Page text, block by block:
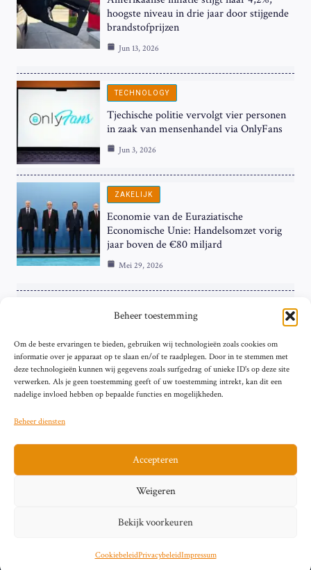
Beheer toestemming
Om de beste ervaringen te bieden, gebruiken wij technologieën zoals cookies om
informatie over je apparaat op te slaan en/of te raadplegen. Door in te stemmen met
deze technologieën kunnen wij gegevens zoals surfgedrag of unieke ID's op deze site
verwerken. Als je geen toestemming geeft of uw toestemming intrekt, kan dit een
nadelige invloed hebben op bepaalde functies en mogelijkheden.
Beheer diensten
Accepteren
Weigeren
Bekijk voorkeuren
CookiebeleidPrivacybeleidImpressum
hoogste niveau in drie jaar door stijgende
brandstofprijzen
Jun 13, 2026
TECHNOLOGY
Tjechische politie vervolgt vier personen
in zaak van mensenhandel via OnlyFans
Jun 3, 2026
ZAKELIJK
Economie van de Euraziatische
Economische Unie: Handelsomzet vorig
jaar boven de €80 miljard
Mei 29, 2026
Hardnekkige Inflatie bij de ‘Grote Vier’
van de Eurozone
Mei 29, 2026
Sitemap Contact Privacybeleid (EU)
Impressum
Cookiebeleid (EU)